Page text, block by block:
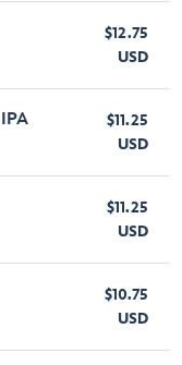
$12.75
USD
$11.25
USD
$11.25
USD
$10.75
USD